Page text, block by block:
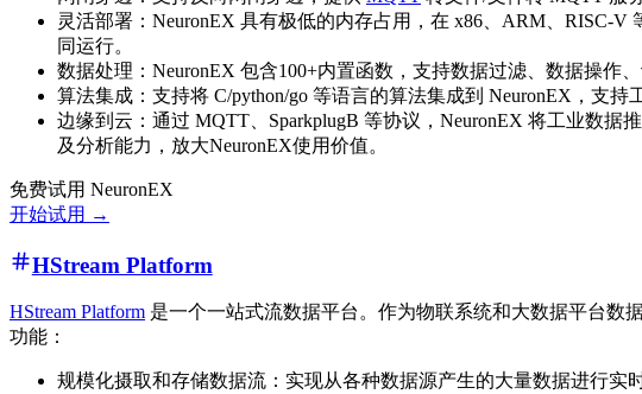
灵活部署：NeuronEX 具有极低的内存占用，在 x86、ARM、RISC-
同运行。
数据处理：NeuronEX 包含100+内置函数，支持数据过滤、数据操作
算法集成：支持将 C/python/go 等语言的算法集成到 NeuronEX，支
边缘到云：通过 MQTT、SparkplugB 等协议，NeuronEX 将工业数
及分析能力，放大NeuronEX使用价值。
免费试用 NeuronEX
开始试用 →
HStream Platform
HStream Platform 是一个一站式流数据平台。作为物联系统和大数据平台数
功能：
规模化摄取和存储数据流：实现从各种数据源产生的大量数据进行实